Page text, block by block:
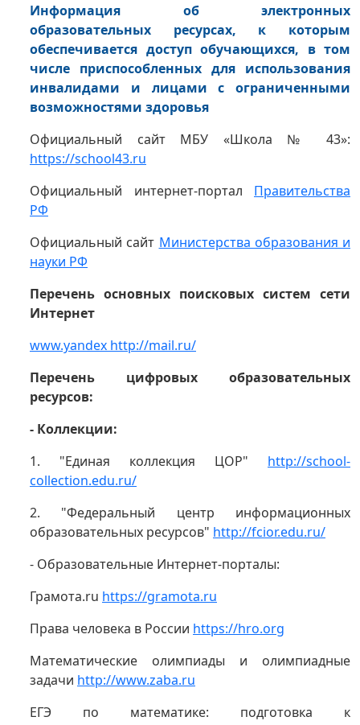
Информация об электронных
образовательных ресурсах, к которым
обеспечивается доступ обучающихся, в том
числе приспособленных для использования
инвалидами и лицами с ограниченными
возможностями здоровья
Официальный сайт МБУ «Школа № 43»:
https://school43.ru
Официальный интернет-портал Правительства
РФ
Официальный сайт Министерства образования и
науки РФ
Перечень основных поисковых систем сети
Интернет
www.yandex http://mail.ru/
Перечень цифровых образовательных
ресурсов:
- Коллекции:
1. "Единая коллекция ЦОР" http://school-
collection.edu.ru/
2. "Федеральный центр информационных
образовательных ресурсов" http://fcior.edu.ru/
- Образовательные Интернет-порталы:
Грамота.ru https://gramota.ru
Права человека в России https://hro.org
Математические олимпиады и олимпиадные
задачи http://www.zaba.ru
ЕГЭ по математике: подготовка к